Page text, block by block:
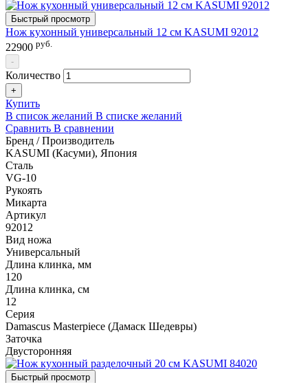
Быстрый просмотр
Нож кухонный универсальный 12 см KASUMI 92012
22900 руб.
-
Количество
+
Купить
В список желаний В списке желаний
Сравнить В сравнении
Бренд / Производитель
KASUMI (Касуми), Япония
Сталь
VG-10
Рукоять
Микарта
Артикул
92012
Вид ножа
Универсальный
Длина клинка, мм
120
Длина клинка, см
12
Серия
Damascus Masterpiece (Дамаск Шедевры)
Заточка
Двусторонняя
Быстрый просмотр